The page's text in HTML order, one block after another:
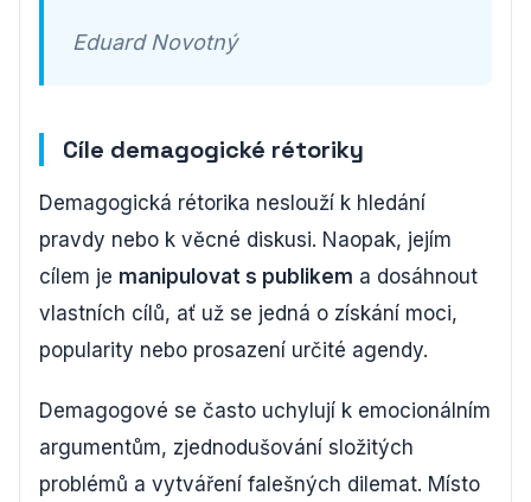
Eduard Novotný
Cíle demagogické rétoriky
Demagogická rétorika neslouží k hledání
pravdy nebo k věcné diskusi. Naopak, jejím
cílem je manipulovat s publikem a dosáhnout
vlastních cílů, ať už se jedná o získání moci,
popularity nebo prosazení určité agendy.
Demagogové se často uchylují k emocionálním
argumentům, zjednodušování složitých
problémů a vytváření falešných dilemat. Místo